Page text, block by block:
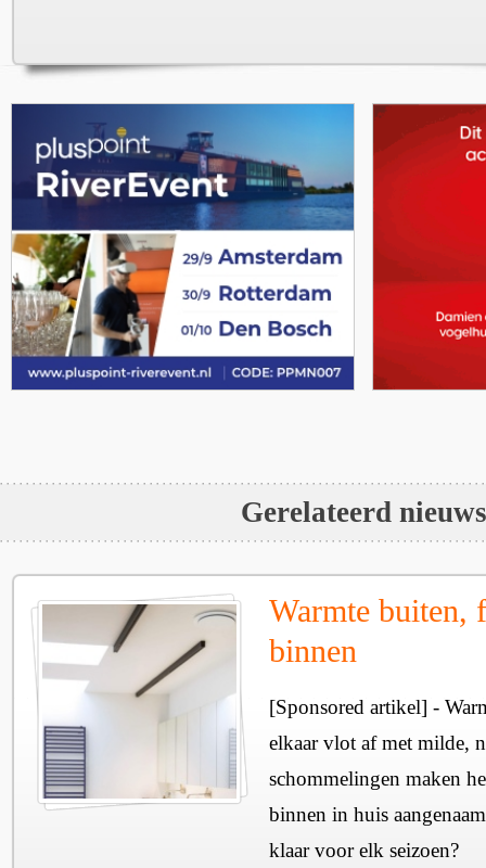
Gerelateerd nieuws
Warmte buiten,
binnen
[Sponsored artikel] -
elkaar vlot af met milde,
schommelingen maken
binnen in huis
klaar voor elk seizoen?